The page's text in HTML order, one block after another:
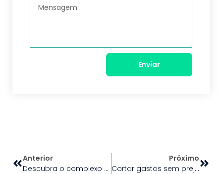
Enviar
Anterior
Descubra o complexo mundo das fusões com Due Diligence
Próximo
Cortar gastos sem prejudicar a operação? É possível!